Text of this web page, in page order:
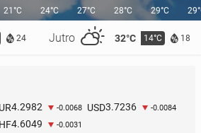
24 Jutro 32°C 14°C 18
21°C 24°C 27°C 28°C 29°C
4.2982 -0.0068 USD3.7236 -0.0084
4.6049 -0.0031